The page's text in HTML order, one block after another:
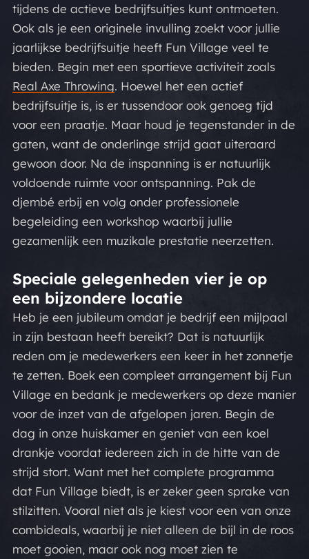
tijdens de actieve bedrijfsuitjes kunt ontmoeten.
Ook als je een originele invulling zoekt voor jullie
jaarlijkse bedrijfsuitje heeft Fun Village veel te
bieden. Begin met een sportieve activiteit zoals
Real Axe Throwing. Hoewel het een actief
bedrijfsuitje is, is er tussendoor ook genoeg tijd
voor een praatje. Maar houd je tegenstander in de
gaten, want de onderlinge strijd gaat uiteraard
gewoon door. Na de inspanning is er natuurlijk
voldoende ruimte voor ontspanning. Pak de
djembé erbij en volg onder professionele
begeleiding een workshop waarbij jullie
gezamenlijk een muzikale prestatie neerzetten.
Speciale gelegenheden vier je op
een bijzondere locatie
Heb je een jubileum omdat je bedrijf een mijlpaal
in zijn bestaan heeft bereikt? Dat is natuurlijk
reden om je medewerkers een keer in het zonnetje
te zetten. Boek een compleet arrangement bij Fun
Village en bedank je medewerkers op deze manier
voor de inzet van de afgelopen jaren. Begin de
dag in onze huiskamer en geniet van een koel
drankje voordat iedereen zich in de hitte van de
strijd stort. Want met het complete programma
dat Fun Village biedt, is er zeker geen sprake van
stilzitten. Vooral niet als je kiest voor een van onze
combideals, waarbij je niet alleen de bijl in de roos
moet gooien, maar ook nog moet zien te